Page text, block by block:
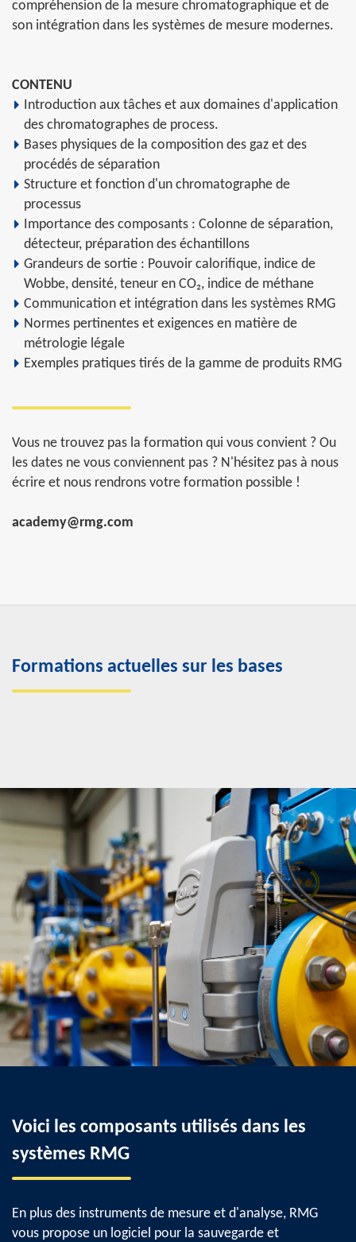
compréhension de la mesure chromatographique et de
son intégration dans les systèmes de mesure modernes.
CONTENU
Introduction aux tâches et aux domaines d'application
des chromatographes de process.
Bases physiques de la composition des gaz et des
procédés de séparation
Structure et fonction d'un chromatographe de
processus
Importance des composants : Colonne de séparation,
détecteur, préparation des échantillons
Grandeurs de sortie : Pouvoir calorifique, indice de
Wobbe, densité, teneur en CO₂, indice de méthane
Communication et intégration dans les systèmes RMG
Normes pertinentes et exigences en matière de
métrologie légale
Exemples pratiques tirés de la gamme de produits RMG
Vous ne trouvez pas la formation qui vous convient ? Ou
les dates ne vous conviennent pas ? N'hésitez pas à nous
écrire et nous rendrons votre formation possible !
academy@rmg.com
Formations actuelles sur les bases
Voici les composants utilisés dans les
systèmes RMG
En plus des instruments de mesure et d'analyse, RMG
vous propose un logiciel pour la sauvegarde et